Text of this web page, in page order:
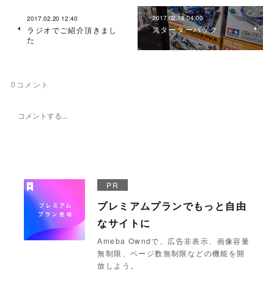
2017.02.20 12:40
ラジオでご紹介頂きまし
た
2017.02.18 04:00
スターターパック
0 コメント
PR
プレミアムプランでもっと自由
なサイトに
Ameba Owndで、広告非表示、画像容量
無制限、ページ数無制限などの機能を開
放しよう。